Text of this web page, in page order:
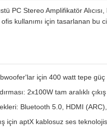
PC Stereo Amplifikatör
kullanımı için tasarlanan bu
için 400 watt tepe
2x100W tam aralıklı
Bluetooth 5.0, HDMI
için aptX kablosuz ses